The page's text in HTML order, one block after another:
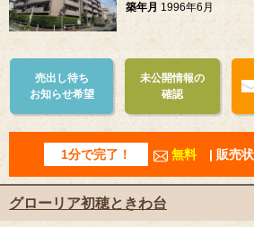
築年月 1996年6月
売出し待ち
お知らせ希望
未公開情報の
確認
1分で完了！ 無料 | 販売
グローリア初穂ときわ台